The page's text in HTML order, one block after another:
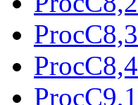
ProcC8,3
ProcC8,4
ProcC9,1